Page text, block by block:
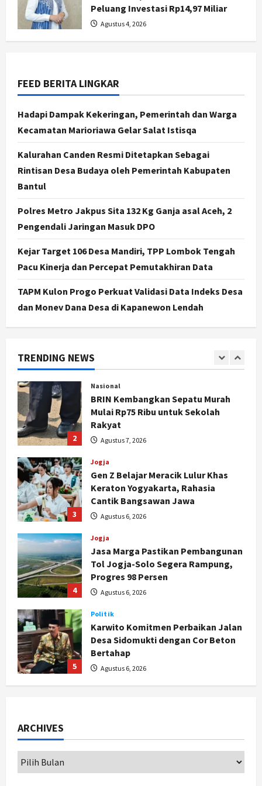
Peluang Investasi Rp14,97 Miliar
Agustus 4, 2026
FEED BERITA LINGKAR
Hadapi Dampak Kekeringan, Pemerintah dan Warga
Kecamatan Marioriawa Gelar Salat Istisqa
Kalurahan Canden Resmi Ditetapkan Sebagai
Rintisan Desa Budaya oleh Pemerintah Kabupaten
Bantul
Polres Metro Jakpus Sita 132 Kg Ganja asal Aceh, 2
Pengendali Jaringan Masuk DPO
Kejar Target 106 Desa Mandiri, TPP Lombok Tengah
Pacu Kinerja dan Percepat Pemutakhiran Data
TAPM Kulon Progo Perkuat Validasi Data Indeks Desa
dan Monev Dana Desa di Kapanewon Lendah
TRENDING NEWS
Nasional
BRIN Kembangkan Sepatu Murah
Rakyat
3
Jogja
Gen Z Belajar Meracik Lulur Khas
Cantik Bangsawan Jawa
Agustus 6, 2026
4
Jogja
Jasa Marga Pastikan Pembangunan
Progres 98 Persen
Agustus 6, 2026
Politik
Karwito Komitmen Perbaikan Jalan
Desa Sidomukti dengan Cor Beton
Bertahap
Agustus 6, 2026
1
Politik
2
Nasional
BRIN Kembangkan Sepatu Murah
Mulai Rp75 Ribu untuk Sekolah
Rakyat
Agustus 7, 2026
3
Jogja
Gen Z Belajar Meracik Lulur Khas
Keraton Yogyakarta, Rahasia
Cantik Bangsawan Jawa
Agustus 6, 2026
4
Jogja
Jasa Marga Pastikan Pembangunan
Tol Jogja-Solo Segera Rampung,
Progres 98 Persen
Agustus 6, 2026
5
Politik
Karwito Komitmen Perbaikan Jalan
Desa Sidomukti dengan Cor Beton
Bertahap
Agustus 6, 2026
1
ARCHIVES